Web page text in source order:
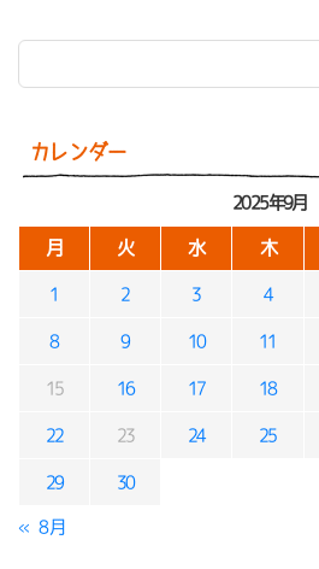
カレンダー
2025年9月
月 火 水 木
1 2 3 4
8 9 10 11
15 16 17 18
22 23 24 25
29 30
« 8月